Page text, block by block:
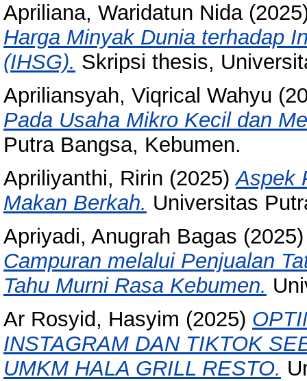
Apriliana, Waridatun Nida
Harga Minyak Dunia terhadap
(IHSG). Skripsi thesis,
Apriliansyah, Viqrical Wahyu
Pada Usaha Mikro Kecil dan
Putra Bangsa, Kebumen.
Apriliyanthi, Ririn (2025)Aspek
Makan Berkah. Universitas
Apriyadi, Anugrah Bagas
Campuran melalui Penjualan
Tahu Murni Rasa Kebumen.
Ar Rosyid, Hasyim (2025)
INSTAGRAM DAN TIKTOK
UMKM HALA GRILL RESTO.